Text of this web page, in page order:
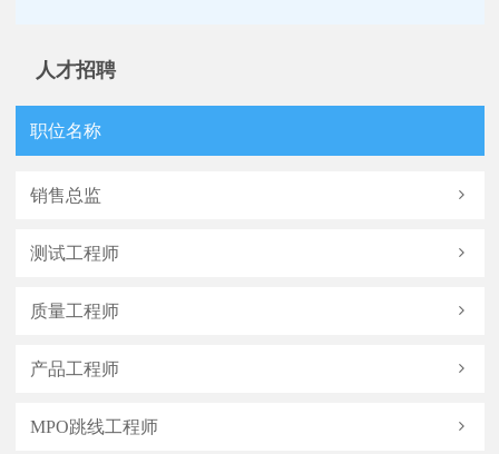
人才招聘
职位名称
销售总监
测试工程师
质量工程师
产品工程师
MPO跳线工程师